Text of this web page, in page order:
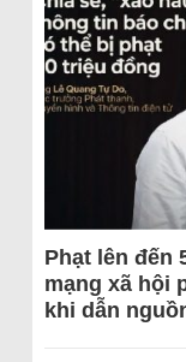
Phạt lên đến
mạng xã hội
khi dẫn